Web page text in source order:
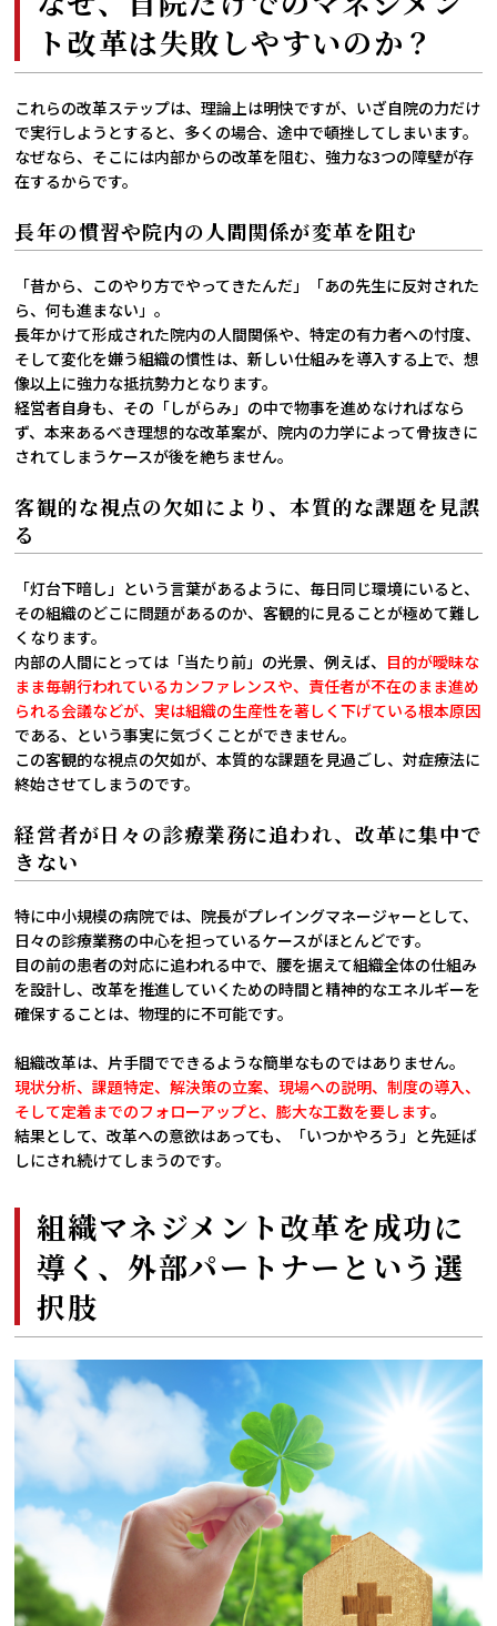
ト改革は失敗しやすいのか？
これらの改革ステップは、理論上は明快ですが、いざ自院の力だけ
で実行しようとすると、多くの場合、途中で頓挫してしまいます。
なぜなら、そこには内部からの改革を阻む、強力な3つの障壁が存
在するからです。
長年の慣習や院内の人間関係が変革を阻む
「昔から、このやり方でやってきたんだ」「あの先生に反対された
ら、何も進まない」。
長年かけて形成された院内の人間関係や、特定の有力者への忖度、
そして変化を嫌う組織の慣性は、新しい仕組みを導入する上で、想
像以上に強力な抵抗勢力となります。
経営者自身も、その「しがらみ」の中で物事を進めなければなら
ず、本来あるべき理想的な改革案が、院内の力学によって骨抜きに
されてしまうケースが後を絶ちません。
客観的な視点の欠如により、本質的な課題を見誤
る
「灯台下暗し」という言葉があるように、毎日同じ環境にいると、
その組織のどこに問題があるのか、客観的に見ることが極めて難し
くなります。
内部の人間にとっては「当たり前」の光景、例えば、 目的が曖昧な
まま毎朝行われているカンファレンスや、責任者が不在のまま進め
られる会議などが、実は組織の生産性を著しく下げている根本原因
である、という事実に気づくことができません。
この客観的な視点の欠如が、本質的な課題を見過ごし、対症療法に
終始させてしまうのです。
経営者が日々の診療業務に追われ、改革に集中で
きない
特に中小規模の病院では、院長がプレイングマネージャーとして、
日々の診療業務の中心を担っているケースがほとんどです。
目の前の患者の対応に追われる中で、腰を据えて組織全体の仕組み
を設計し、改革を推進していくための時間と精神的なエネルギーを
確保することは、物理的に不可能です。
組織改革は、片手間でできるような簡単なものではありません。
現状分析、課題特定、解決策の立案、現場への説明、制度の導入、
そして定着までのフォローアップと、膨大な工数を要します。
結果として、改革への意欲はあっても、「いつかやろう」と先延ば
しにされ続けてしまうのです。
組織マネジメント改革を成功に
導く、外部パートナーという選
択肢